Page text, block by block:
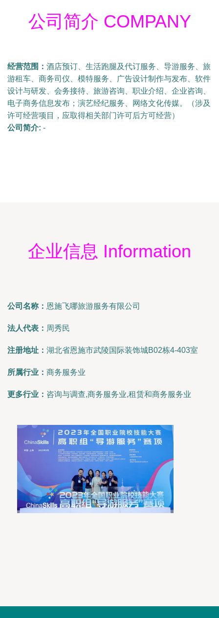
公司简介 COMPANY
经营范围： 酒店预订、生活跑腿及代订服务、导游服务、旅
游租车、商务司仪、模特服务、广告设计制作与发布、软件
设计与研发、会务接待、旅游咨询、职业介绍、企业咨询、
电子商务信息发布；演艺经纪服务、网络文化传媒。（涉及
许可经营项目，应取得相关部门许可后方可经营）
公司简介: -
企业信息 Information
公司名称： 恩施飞哪旅游服务有限公司
法人代表： 周秀民
注册地址： 湖北省恩施市武陵国际装饰城B02栋4-403室
所属行业： 商务服务业
更多行业： 咨询与调查,商务服务业,租赁和商务服务业